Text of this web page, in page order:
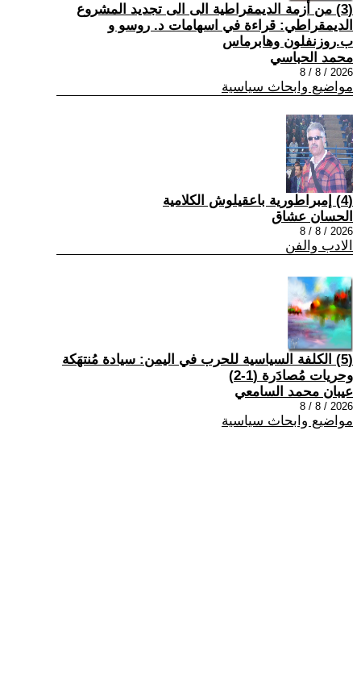
(3) من أزمة الديمقراطية الى الى تجديد المشروع
الديمقراطي: قراءة في اسهامات د. روسو و
ب.روزنفلون وهابرماس
محمد الحباسي
2026 / 8 / 8
مواضيع وابحاث سياسية
(4) إمبراطورية باعقيلوش الكلامية
الحسان عشاق
2026 / 8 / 8
الادب والفن
(5) الكلفة السياسية للحرب في اليمن: سيادة مُنتهَكة
وحريات مُصادَرة (1-2)
عيبان محمد السامعي
2026 / 8 / 8
مواضيع وابحاث سياسية